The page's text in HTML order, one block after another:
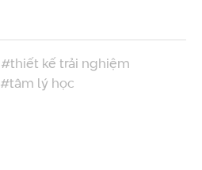
#thiết kế trải nghiệm
#tâm lý học